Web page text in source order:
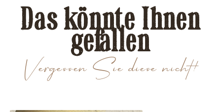
Vergessen Sie diese nicht!
Das könnte Ihnen
gefallen